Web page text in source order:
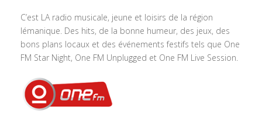
C’est LA radio musicale, jeune et loisirs de la région
lémanique. Des hits, de la bonne humeur, des jeux, des
bons plans locaux et des événements festifs tels que One
FM Star Night, One FM Unplugged et One FM Live Session.